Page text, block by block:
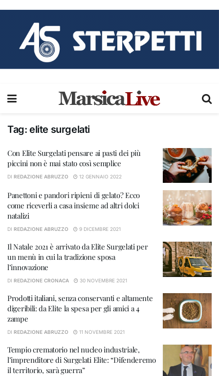
Tag: elite surgelati
Con Elite Surgelati pensare ai pasti dei più
piccini non è mai stato così semplice
DI REDAZIONE ABRUZZO 12 GENNAIO 2022
Panettoni e pandori ripieni di gelato? Ecco
come riceverli a casa insieme ad altri dolci
natalizi
DI REDAZIONE ABRUZZO 9 DICEMBRE 2021
Il Natale 2021 è arrivato da Elite Surgelati per
un menù in cui la tradizione sposa
l’innovazione
DI REDAZIONE CRONACA 30 NOVEMBRE 2021
Prodotti italiani, senza conservanti e altamente
digeribili: da Elite la spesa per gli amici a 4
zampe
DI REDAZIONE ABRUZZO 11 NOVEMBRE 2021
Tempio crematorio nel nucleo industriale,
l’imprenditore di Surgelati Elite: “Difenderemo
il territorio, sarà guerra”